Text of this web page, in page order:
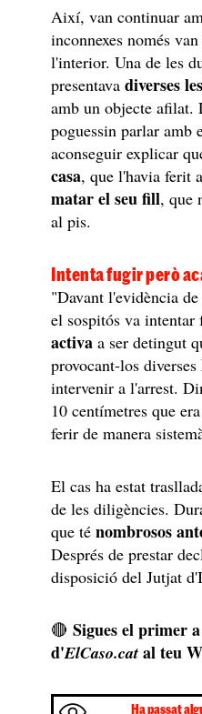
Així, van continuar
inconnexes només
l'interior. Una de les
presentavadiverses
amb un objecte afilat.
poguessin parlar
aconseguir explicar
casa, que l'havia ferit
matar el seu fill, que
al pis.
Intenta fugir però
"Davant l'evidència
el sospitós va
activa a ser detingut
provocant-los diverses
intervenir a l'arrest.
10 centímetres que
ferir de manera
El cas ha estat
de les diligències.
que ténombrosos
Després de prestar
disposició del Jutjat
🔴Sigues el primer
d'ElCaso.cat al teu
Ha passat